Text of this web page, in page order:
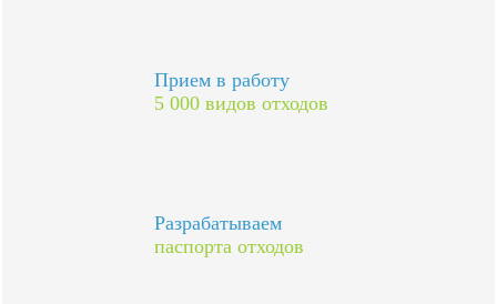
Прием в работу
5 000 видов отходов
Разрабатываем
паспорта отходов